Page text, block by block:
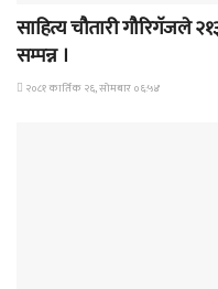
साहित्य चौतारी गौरिगॅजले
सम्पन्न ।
२०८१ कार्तिक २६, सोमबार ०६:५४